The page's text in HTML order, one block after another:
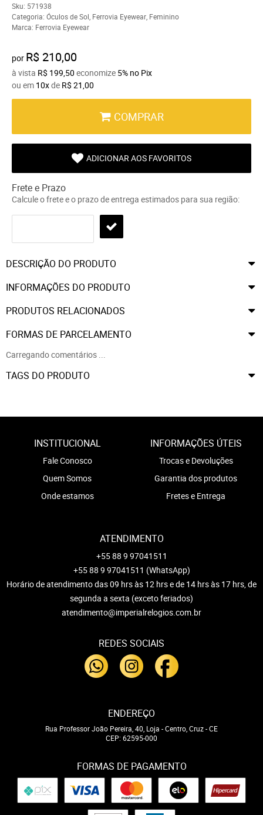
Sku: 571938
Categoria: Óculos de Sol Ferrovia Eyewear Feminino
Marca: Ferrovia Eyewear
por R$ 210,00
à vista R$ 199,50 economize 5% no Pix
ou em 10xde R$ 21,00
COMPRAR
ADICIONAR AOS FAVORITOS
Frete e Prazo
Calcule o frete e o prazo de entrega estimados para sua região:
DESCRIÇÃO DO PRODUTO
INFORMAÇÕES DO PRODUTO
PRODUTOS RELACIONADOS
FORMAS DE PARCELAMENTO
Carregando comentários ...
TAGS DO PRODUTO
INSTITUCIONAL
Fale Conosco
Quem Somos
Onde estamos
INFORMAÇÕES ÚTEIS
Trocas e Devoluções
Garantia dos produtos
Fretes e Entrega
ATENDIMENTO
+55 88 9 97041511
+55 88 9 97041511 (WhatsApp)
Horário de atendimento das 09 hrs às 12 hrs e de 14 hrs às 17 hrs, de
segunda a sexta (exceto feriados)
atendimento@imperialrelogios.com.br
REDES SOCIAIS
ENDEREÇO
Rua Professor João Pereira, 40, Loja -Centro, Cruz-CE
CEP: 62595-000
FORMAS DE PAGAMENTO